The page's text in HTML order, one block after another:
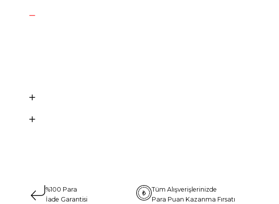
%100 Para
İade Garantisi
Tüm Alışverişlerinizde
Para Puan Kazanma Fırsatı